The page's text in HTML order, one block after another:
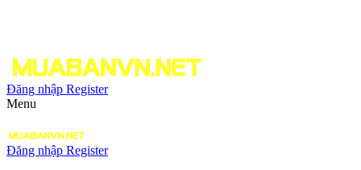
Đăng nhập Register
Menu
Đăng nhập Register